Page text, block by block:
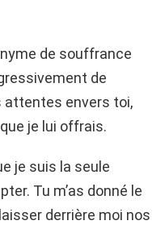
de souffrance
de
attentes envers toi,
je lui offrais.
je suis la seule
Tu m’as donné le
derrière moi nos